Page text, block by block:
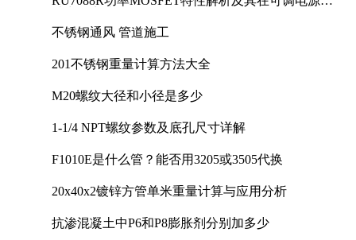
不锈钢通风 管道施工
201不锈钢重量计算方法大全
M20螺纹大径和小径是多少
1-1/4 NPT螺纹参数及底孔尺寸详解
F1010E是什么管？能否用3205或3505代换
20x40x2镀锌方管单米重量计算与应用分析
抗渗混凝土中P6和P8膨胀剂分别加多少